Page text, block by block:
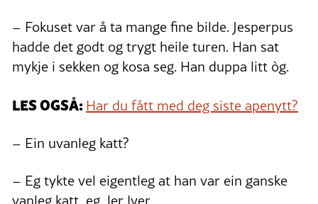
– Fokuset var å ta mange fine bilde. Jesperpus
hadde det godt og trygt heile turen. Han sat
mykje i sekken og kosa seg. Han duppa litt òg.
LES OGSÅ: Har du fått med deg siste apenytt?
– Ein uvanleg katt?
– Eg tykte vel eigentleg at han var ein ganske